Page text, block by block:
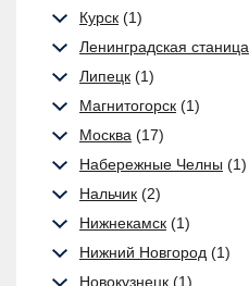
Курск (1)
Ленинградская станица
Липецк (1)
Магнитогорск (1)
Москва (17)
Набережные Челны (1)
Нальчик (2)
Нижнекамск (1)
Нижний Новгород (1)
Новокузнецк (1)